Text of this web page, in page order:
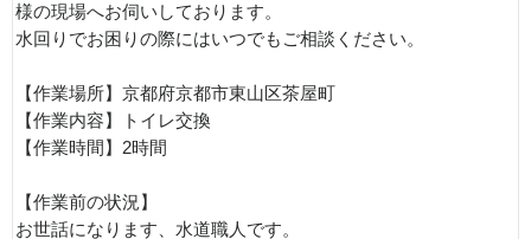
様の現場へお伺いしております。
水回りでお困りの際にはいつでもご相談ください。
【作業場所】京都府京都市東山区茶屋町
【作業内容】トイレ交換
【作業時間】2時間
【作業前の状況】
お世話になります、水道職人です。